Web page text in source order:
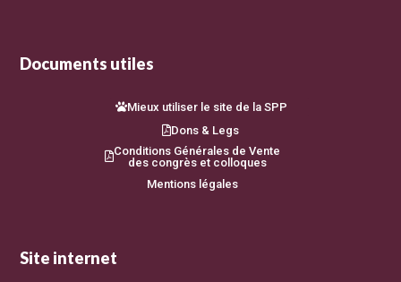
Documents utiles
Mieux utiliser le site de la SPP
Dons & Legs
Conditions Générales de Vente
des congrès et colloques
Mentions légales
Site internet